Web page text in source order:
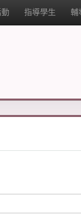
指導學生 輔